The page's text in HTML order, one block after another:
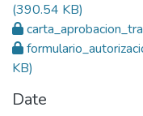
(390.54 KB)
KB)
Date